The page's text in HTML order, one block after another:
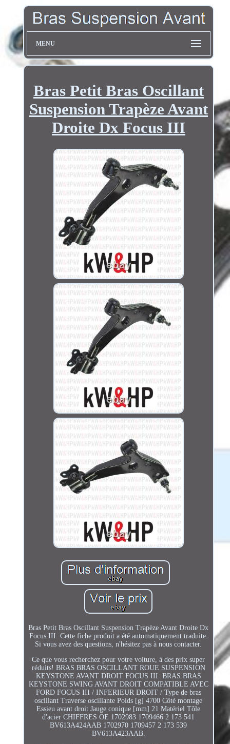
MENU
Bras Petit Bras Oscillant
Suspension Trapèze Avant
Droite Dx Focus III
Bras Petit Bras Oscillant Suspension Trapèze Avant Droite Dx
Focus III. Cette fiche produit a été automatiquement traduite.
Si vous avez des questions, n'hésitez pas à nous contacter.
Ce que vous recherchez pour votre voiture, à des prix super
réduits! BRAS BRAS OSCILLANT ROUE SUSPENSION
KEYSTONE AVANT DROIT FOCUS III. BRAS BRAS
KEYSTONE SWING AVANT DROIT COMPATIBLE AVEC
FORD FOCUS III / INFERIEUR DROIT / Type de bras
oscillant Traverse oscillante Poids [g] 4700 Côté montage
Essieu avant droit Jauge conique [mm] 21 Matériel Tôle
d'acier CHIFFRES OE 1702983 1709466 2 173 541
BV613A424AAB 1702970 1709457 2 173 539
BV613A423AAB.